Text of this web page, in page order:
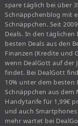
spare täglich bei über
Schnäppchenblog mit
Schnäppchen. Seit
Deals. In den
besten Deals aus den
Finanzen (Kredite und
wenn DealGott auf der
findet. Bei DealGott
10% unter dem besten
Schnäppchen aus
Handytarife für 1,99€
und auch
mehr wartet bei